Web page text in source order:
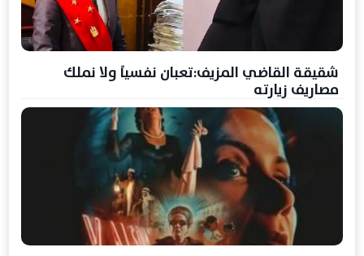
شقيقة القاضي المزيف:تعبان نفسياً ولا نملك
مصاريف زيارته